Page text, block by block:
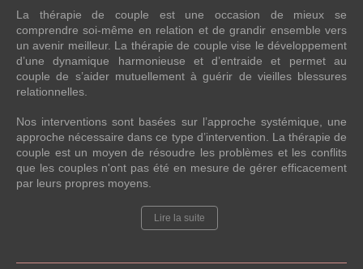
La thérapie de couple est une occasion de mieux se
comprendre soi-même en relation et de grandir ensemble vers
un avenir meilleur. La thérapie de couple vise le développement
d’une dynamique harmonieuse et d’entraide et permet au
couple de s’aider mutuellement à guérir de vieilles blessures
relationnelles.
Nos interventions sont basées sur l’approche systémique, une
approche nécessaire dans ce type d’intervention. La thérapie de
couple est un moyen de résoudre les problèmes et les conflits
que les couples n'ont pas été en mesure de gérer efficacement
par leurs propres moyens.
Lire la suite